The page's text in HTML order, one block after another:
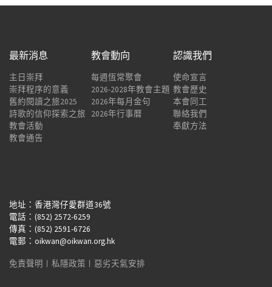
最新消息
主日崇拜
崇拜程序的意義
舊約閱讀之旅2025
詩歌的信仰探索之旅
教會活動
教會通告
教會動向
每週恆常聚會
2026-2028年教會主題
2026年每月金句
2026年行事曆
認識我們
使命宣言
教會歷史
本會同工
聯絡我們
奉獻方法
地址：香港灣仔愛群道36號
電話：(852) 2572-6259
傳真：(852) 2591-6726
電郵：oikwan@oikwan.org.hk
免責聲明 ︱ 私隱政策 ︱ 惡劣天氣安排